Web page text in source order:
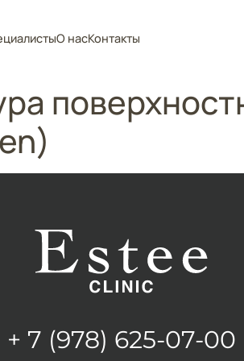
О насКонтакты
+ 7 (978) 625-07-00